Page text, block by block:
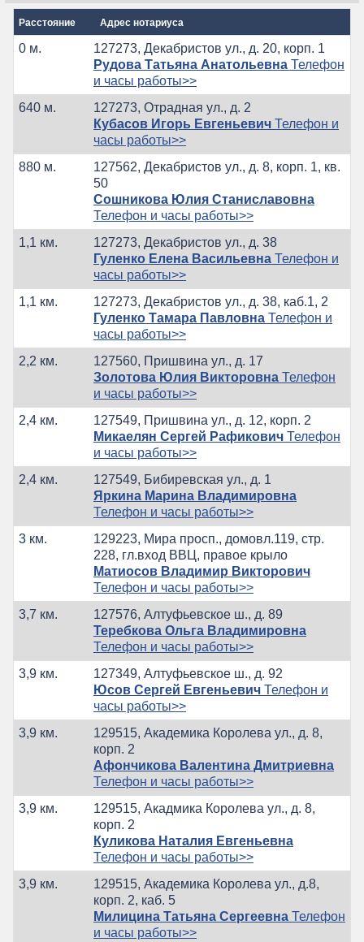
Расстояние Адрес нотариуса
0 м.
127273, Декабристов ул., д. 20, корп. 1
Рудова Татьяна Анатольевна Телефон
и часы работы>>
640 м.
127273, Отрадная ул., д. 2
Кубасов Игорь Евгеньевич Телефон и
часы работы>>
880 м.
127562, Декабристов ул., д. 8, корп. 1, кв.
50
Сошникова Юлия Станиславовна
Телефон и часы работы>>
1,1 км.
127273, Декабристов ул., д. 38
Гуленко Елена Васильевна Телефон и
часы работы>>
1,1 км.
127273, Декабристов ул., д. 38, каб.1, 2
Гуленко Тамара Павловна Телефон и
часы работы>>
2,2 км.
127560, Пришвина ул., д. 17
Золотова Юлия Викторовна Телефон
и часы работы>>
2,4 км.
127549, Пришвина ул., д. 12, корп. 2
Микаелян Сергей Рафикович Телефон
и часы работы>>
2,4 км.
127549, Бибиревская ул., д. 1
Яркина Марина Владимировна
Телефон и часы работы>>
3 км.
129223, Мира просп., домовл.119, стр.
228, гл.вход ВВЦ, правое крыло
Матиосов Владимир Викторович
Телефон и часы работы>>
3,7 км.
127576, Алтуфьевское ш., д. 89
Теребкова Ольга Владимировна
Телефон и часы работы>>
3,9 км.
127349, Алтуфьевское ш., д. 92
Юсов Сергей Евгеньевич Телефон и
часы работы>>
3,9 км.
129515, Академика Королева ул., д. 8,
корп. 2
Афончикова Валентина Дмитриевна
Телефон и часы работы>>
3,9 км.
129515, Акадмика Королева ул., д. 8,
корп. 2
Куликова Наталия Евгеньевна
Телефон и часы работы>>
3,9 км.
129515, Академика Королева ул., д.8,
корп. 2, каб. 5
Милицина Татьяна Сергеевна Телефон
и часы работы>>